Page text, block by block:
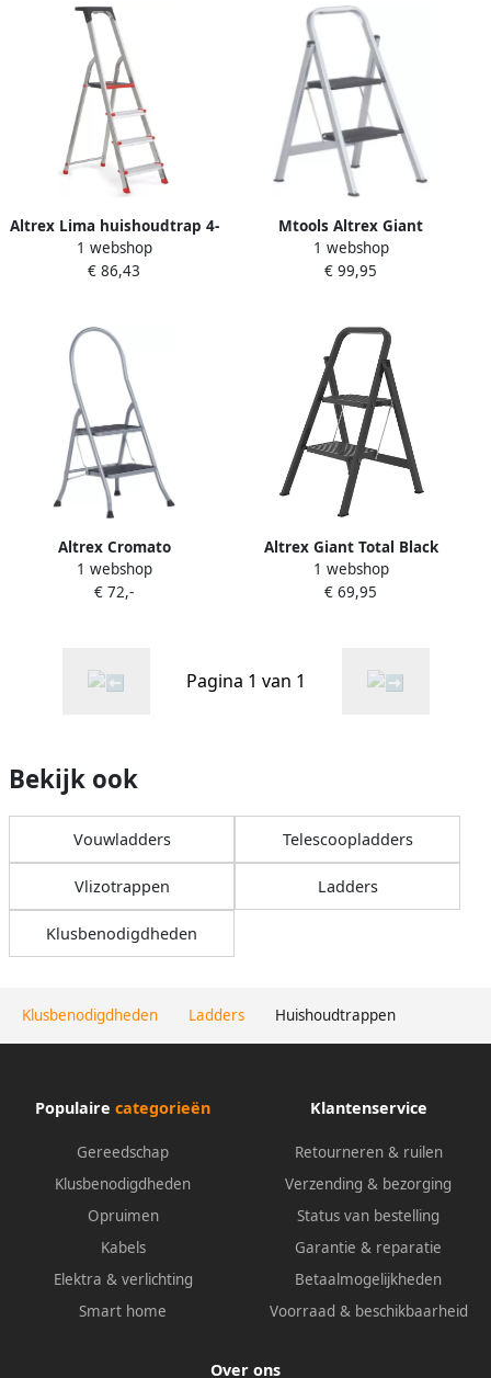
Klusbenodigdheden Ladders Huishoudtrappen
Altrex Lima huishoudtrap 4-
treeds 508604
1 webshop
€ 86,43
Mtools Altrex Giant
huishoudtrap 2-treeds |
1 webshop
€ 99,95
Altrex Cromato
huishoudtrap 2-treeds met
hoge beugel Silver 500950
1 webshop
€ 72,-
Altrex Giant Total Black
huishoudtrap | 2 treden
507892
1 webshop
€ 69,95
Pagina 1 van 1
Bekijk ook
Vouwladders Telescoopladders
Vlizotrappen Ladders
Klusbenodigdheden
Populaire categorieën
Gereedschap
Klusbenodigdheden
Opruimen
Kabels
Elektra & verlichting
Smart home
Klantenservice
Retourneren & ruilen
Verzending & bezorging
Status van bestelling
Garantie & reparatie
Betaalmogelijkheden
Voorraad & beschikbaarheid
Over ons